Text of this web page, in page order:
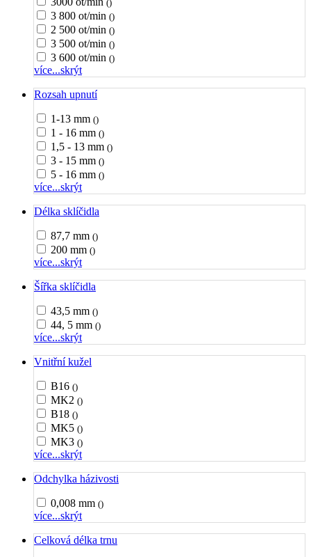
()
3 800 ot/min ()
2 500 ot/min ()
3 500 ot/min ()
3 600 ot/min ()
více...skrýt
Rozsah upnutí
1-13 mm ()
1 - 16 mm ()
1,5 - 13 mm ()
3 - 15 mm ()
5 - 16 mm ()
více...skrýt
Délka sklíčidla
87,7 mm ()
200 mm ()
více...skrýt
Šířka sklíčidla
43,5 mm ()
44, 5 mm ()
více...skrýt
Vnitřní kužel
B16 ()
MK2 ()
B18 ()
MK5 ()
MK3 ()
více...skrýt
Odchylka házivosti
0,008 mm ()
více...skrýt
Celková délka trnu